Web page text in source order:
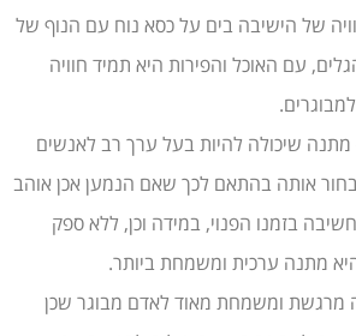
של הישיבה בים על כסא נוח עם הנוף של
עם האוכל והפירות היא תמיד חוויה
שיכולה להיות בעל ערך רב לאנשים
אותה בהתאם לכך שאם הנמען אכן אוהב
בזמנו הפנוי, במידה וכן, ללא ספק
מתנה ערכית ומשמחת ביותר.
ומשמחת מאוד לאדם מבוגר שכן